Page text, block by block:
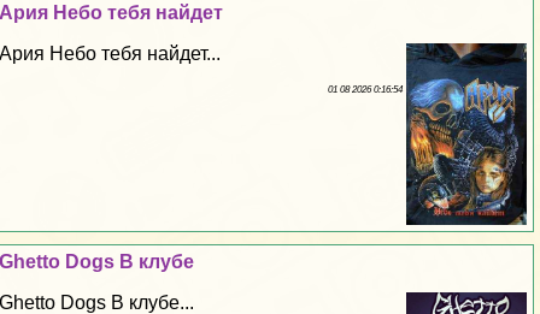
Ария Небо тебя найдет
Ария Небо тебя найдет...
01 08 2026 0:16:54
Ghetto Dogs В клубе
Ghetto Dogs В клубе...